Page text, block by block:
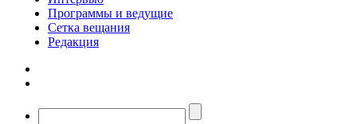
Программы и ведущие
Сетка вещания
Редакция